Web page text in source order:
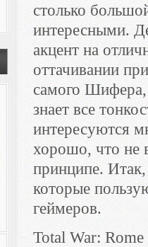
столько
интересными.
акцент на
оттачивании
самого Шифера,
знает все
интересуются
хорошо, что не
принципе. Итак,
которые
геймеров.
Total War: